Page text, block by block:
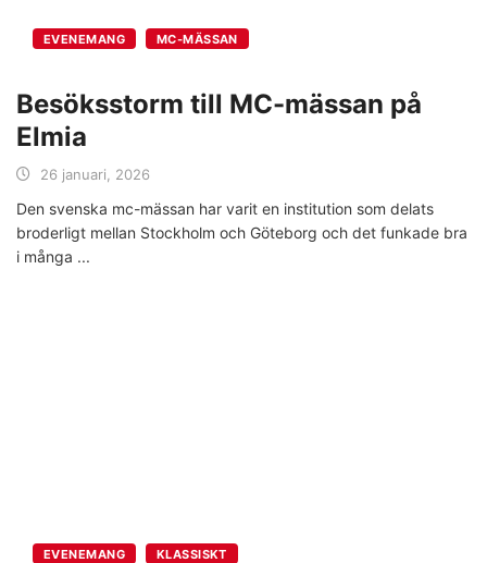
EVENEMANG MC-MÄSSAN
Besöksstorm till MC-mässan på
Elmia
26 januari, 2026
Den svenska mc-mässan har varit en institution som delats
broderligt mellan Stockholm och Göteborg och det funkade bra
i många
EVENEMANG KLASSISKT